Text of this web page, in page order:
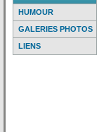
HUMOUR
GALERIES PHOTOS
LIENS